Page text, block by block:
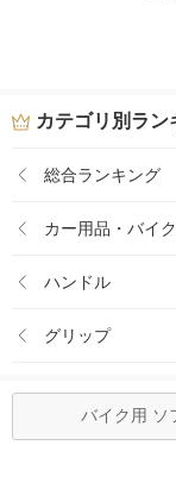
カテゴリ別ラン
総合ランキング
カー用品・バイ
ハンドル
グリップ
バイク用 ソ